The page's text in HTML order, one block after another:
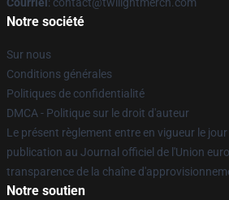
Notre société
Sur nous
Conditions générales
Politiques de confidentialité
DMCA - Politique sur le droit d'auteur
Le présent règlement entre en vigueur le
publication au Journal officiel de l'Union
transparence de la chaîne
Notre soutien